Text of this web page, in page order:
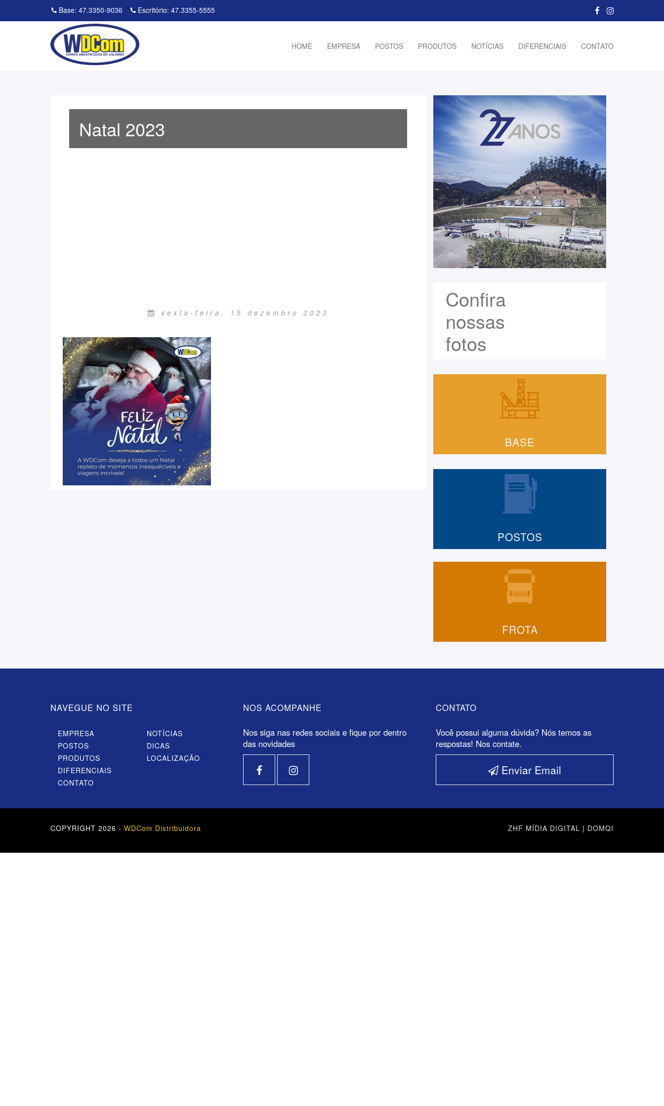
Base: 47.3350-9036 Escritório: 47.3355-5555
HOME EMPRESA POSTOS PRODUTOS NOTÍCIAS DIFERENCIAIS CONTATO
Natal 2023
sexta-feira, 15 dezembro 2023
Confira
nossas
fotos
BASE
POSTOS
FROTA
NAVEGUE NO SITE
EMPRESA
POSTOS
PRODUTOS
DIFERENCIAIS
CONTATO
NOTÍCIAS
DICAS
LOCALIZAÇÃO
NOS ACOMPANHE
Nos siga nas redes sociais e fique por dentro
das novidades
CONTATO
Você possui alguma dúvida? Nós temos as
respostas! Nos contate.
Enviar Email
COPYRIGHT 2026 - WDCom Distribuidora ZHF MÍDIA DIGITAL | DOMQI